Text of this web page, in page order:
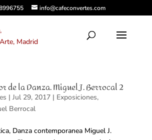
info@cafeconvertes.com
de la Danza. Miguel J. Berrocal 2
| Jul 29, 2017| Exposiciones,
Berrocal
Danza contemporanea Miguel J.